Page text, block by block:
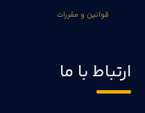
قوانین و مقررات
ارتباط با ما